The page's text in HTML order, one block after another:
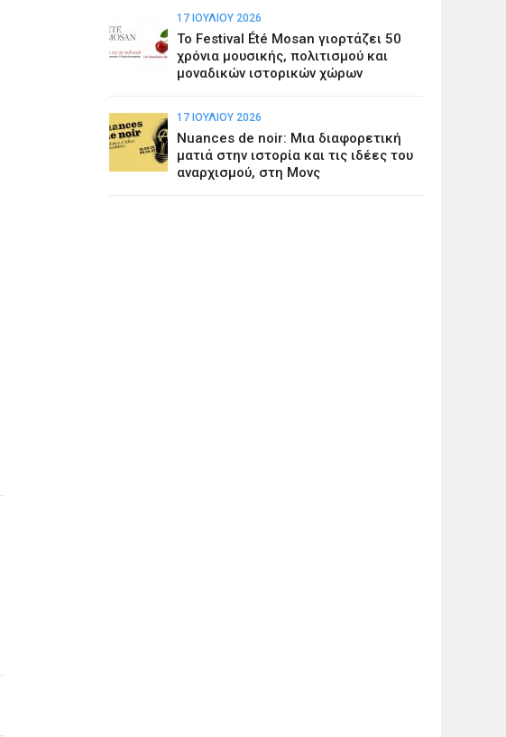
17 ΙΟΥΛΊΟΥ 2026
Το Festival Été Mosan γιορτάζει 50
χρόνια μουσικής, πολιτισμού και
μοναδικών ιστορικών χώρων
17 ΙΟΥΛΊΟΥ 2026
Nuances de noir: Μια διαφορετική
ματιά στην ιστορία και τις ιδέες του
αναρχισμού, στη Μονς